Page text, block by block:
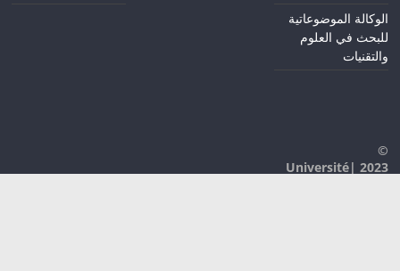
الوكالة الموضوعاتية
للبحث في العلوم
والتقنيات
©
2023 |Université